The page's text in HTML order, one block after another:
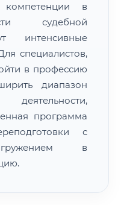
компетенции в
судебной
интенсивные
специалистов,
в профессию
диапазон
программа
с
в